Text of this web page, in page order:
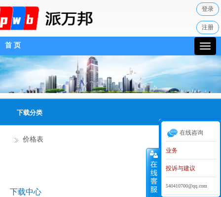
首 页
登录
注册
下载分类
价格表
下载中心
在线咨询
业务
投诉与建议
540410700@qq.com